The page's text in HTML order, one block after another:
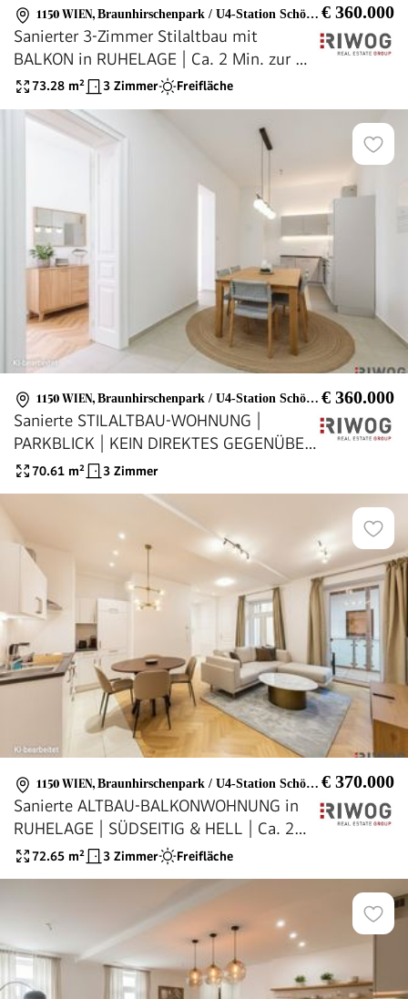
1150 WIEN, Braunhirschenpark / U4-Station Schönbrunn € 360.000
Sanierter 3-Zimmer Stilaltbau mit
BALKON in RUHELAGE | Ca. 2 Min. zur U4
SCHÖNBRUNN | Ca. 15 Min. in den 1.
73.28 m² 3 Zimmer Freifläche
1150 WIEN, Braunhirschenpark / U4-Station Schönbrunn € 360.000
Sanierte STILALTBAU-WOHNUNG |
PARKBLICK | KEIN DIREKTES GEGENÜBER
| Ca. 2 Min. zur U4 SCHÖNBRUNN | Ca. 15
Min. in den 1. Bezirk
70.61 m² 3 Zimmer
1150 WIEN, Braunhirschenpark / U4-Station Schönbrunn € 370.000
Sanierte ALTBAU-BALKONWOHNUNG in
RUHELAGE | SÜDSEITIG & HELL | Ca. 2
Min. zur U4 SCHÖNBRUNN | Ca. 15 Min.
72.65 m² 3 Zimmer Freifläche